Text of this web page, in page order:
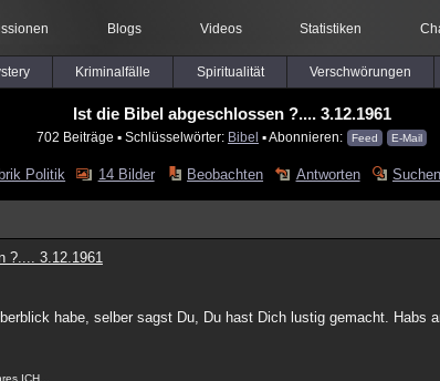
Blogs Videos Statistiken
Kriminalfälle Spiritualität Verschwörungen
Ist die Bibel abgeschlossen ?.... 3.12.1961
702 Beiträge ▪ Schlüsselwörter: Bibel ▪ Abonnieren: Feed E-Mail
Politik 14 Bilder Beobachten Antworten Suchen
?.... 3.12.1961
habe, selber sagst Du, Du hast Dich lustig gemacht. Habs
ICH...